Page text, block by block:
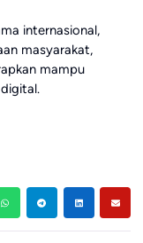
internasional,
masyarakat,
mampu